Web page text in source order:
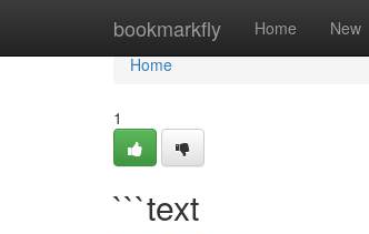
bookmarkfly Home New
Home
Home
1
```text